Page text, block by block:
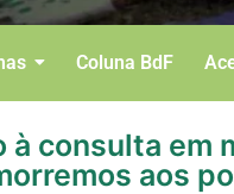
Coluna BdF
consulta em
aos